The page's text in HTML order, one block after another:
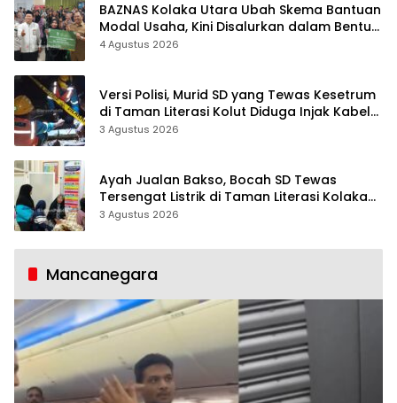
BAZNAS Kolaka Utara Ubah Skema Bantuan
Modal Usaha, Kini Disalurkan dalam Bentuk
Barang Senilai Rp419,5 Juta
4 Agustus 2026
Versi Polisi, Murid SD yang Tewas Kesetrum
di Taman Literasi Kolut Diduga Injak Kabel
Beraliran Listrik
3 Agustus 2026
Ayah Jualan Bakso, Bocah SD Tewas
Tersengat Listrik di Taman Literasi Kolaka
Utara
3 Agustus 2026
Mancanegara